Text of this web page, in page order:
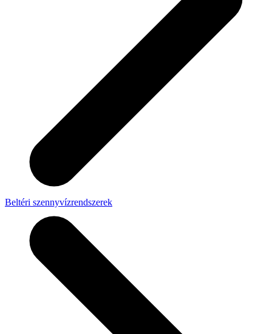
Beltéri szennyvízrendszerek